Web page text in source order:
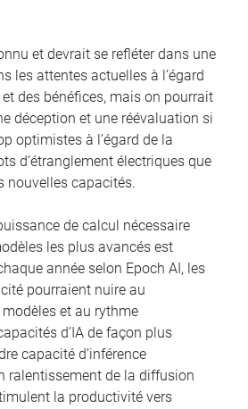
et devrait se refléter dans une
les attentes actuelles à l’égard
des bénéfices, mais on pourrait
déception et une réévaluation si
optimistes à l’égard de la
d’étranglement électriques que
nouvelles capacités.
de calcul nécessaire
les plus avancés est
année selon Epoch AI, les
pourraient nuire au
et au rythme
d’IA de façon plus
capacité d’inférence
ralentissement de la diffusion
la productivité vers